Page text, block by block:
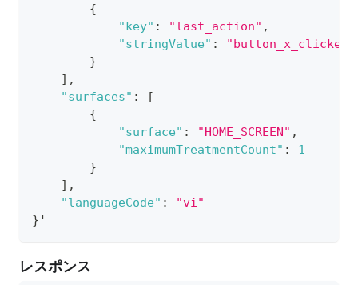
{
"key" : "last_action" ,
"stringValue" :
"button_x_clicked"
}
] ,
"surfaces" :
[
{
"surface" : "HOME_SCREEN" ,
"maximumTreatmentCount" :
1
}
] ,
"languageCode" :
"vi"
} '
レスポンス